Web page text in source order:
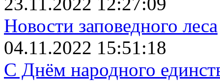
Новости заповедного леса
04.11.2022 15:51:18
С Днём народного